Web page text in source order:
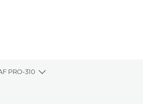
PRO-310
Toggle breadcrumbs